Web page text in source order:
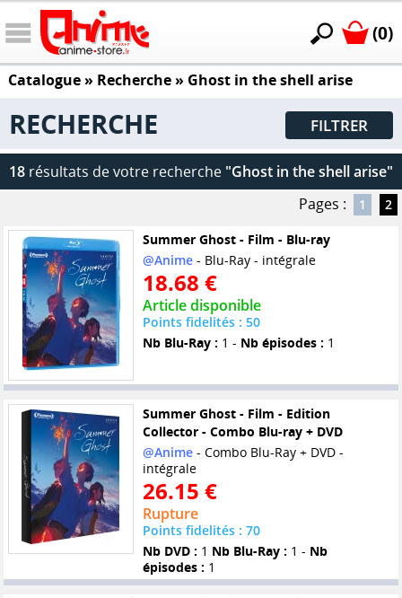
(0)
Catalogue» Recherche » Ghost in the shell arise
RECHERCHE FILTRER
18 résultats de votre recherche "Ghost in the shell arise"
Pages :
1 2
Summer Ghost - Film - Blu-ray
@Anime- Blu-Ray - intégrale
18.68 €
Article disponible
Points fidelités : 50
Nb Blu-Ray : 1 - Nb épisodes : 1
Summer Ghost - Film - Edition
Collector - Combo Blu-ray + DVD
@Anime- Combo Blu-Ray + DVD -
intégrale
26.15 €
Rupture
Points fidelités : 70
Nb DVD : 1 Nb Blu-Ray : 1 - Nb
épisodes : 1